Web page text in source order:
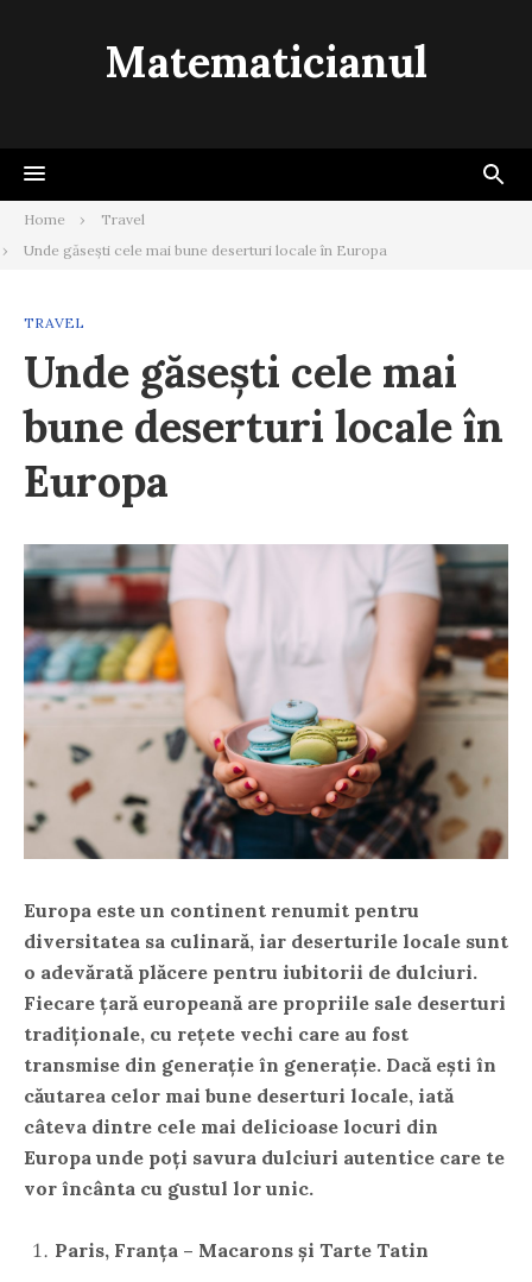
Matematicianul
Home
Travel
Unde găsești cele mai bune deserturi locale în Europa
TRAVEL
Unde găsești cele mai
bune deserturi locale în
Europa
Europa este un continent renumit pentru
diversitatea sa culinară, iar deserturile locale sunt
o adevărată plăcere pentru iubitorii de dulciuri.
Fiecare țară europeană are propriile sale deserturi
tradiționale, cu rețete vechi care au fost
transmise din generație în generație. Dacă ești în
căutarea celor mai bune deserturi locale, iată
câteva dintre cele mai delicioase locuri din
Europa unde poți savura dulciuri autentice care te
vor încânta cu gustul lor unic.
Paris, Franța – Macarons și Tarte Tatin